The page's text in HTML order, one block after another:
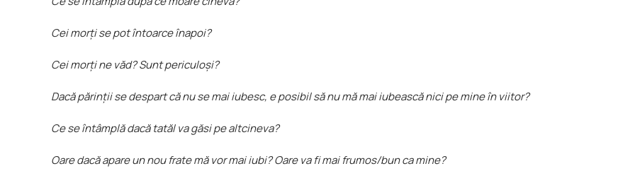
Cei morți se pot întoarce înapoi?
Cei morți ne văd? Sunt periculoși?
Dacă părinții se despart că nu se mai iubesc, e posibil să nu mă mai iubească nici pe mine în viitor?
Ce se întâmplă dacă tatăl va găsi pe altcineva?
Oare dacă apare un nou frate mă vor mai iubi? Oare va fi mai frumos/bun ca mine?